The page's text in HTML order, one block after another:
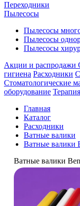
Переходники
Пылесосы
Пылесосы
Пылесосы
Пылесосы
Акции и распродажи
гигиена Расходники
Стоматологические
оборудование Терапия
Главная
Каталог
Расходники
Ватные валики
Ватные валики
Ватные валики